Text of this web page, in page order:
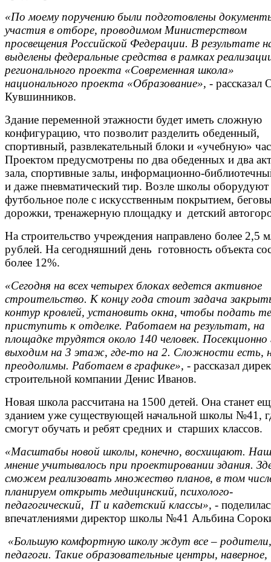
«По моему поручению были подготовлены
участия в отборе, проводимом Министерством
просвещения Российской Федерации. В результате
выделены федеральные средства в рамках
регионального проекта «Современная школа»
национального проекта «Образование», - рассказал
Кувшинников.
Здание переменной этажности будет иметь сложную
конфигурацию, что позволит разделить обеденный,
спортивный, развлекательный блоки и «учебную»
Проектом предусмотрены по два обеденных и два
зала, спортивные залы, информационно-
и даже пневматический тир. Возле школы оборудуют
футбольное поле с искусственным покрытием,
дорожки, тренажерную площадку и детский
На строительство учреждения направлено более 2,5
рублей. На сегодняшний день готовность объекта
более 12%.
«Сегодня на всех четырех блоках ведется активное
строительство. К концу года стоит задача
контур кровлей, установить окна, чтобы подать
приступить к отделке. Работаем на результат, на
площадке трудятся около 140 человек. Посекционно
выходим на 3 этаж, где-то на 2. Сложности есть,
преодолимы. Работаем в графике», - рассказал
строительной компании Денис Иванов.
Новая школа рассчитана на 1500 детей. Она станет
зданием уже существующей начальной школы №41,
смогут обучать и ребят средних и старших классов.
«Масштабы новой школы, конечно, восхищают.
мнение учитывалось при проектировании здания.
сможем реализовать множество планов, в том
планируем открыть медицинский, психолого-
педагогический, ITи кадетский классы», -
впечатлениями директор школы №41 Альбина
«Большую комфортную школу ждут все –
педагоги. Такие образовательные центры,